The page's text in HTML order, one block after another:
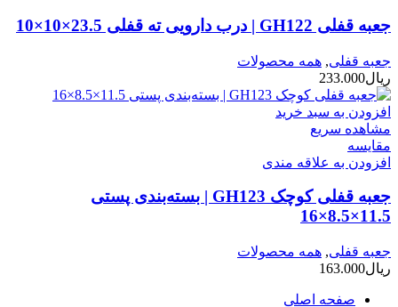
جعبه قفلی GH122 | درب دارویی ته قفلی 23.5×10×10
جعبه قفلی, همه محصولات
ریال233.000
افزودن به سبد خرید
مشاهده سریع
مقایسه
افزودن به علاقه مندی
جعبه قفلی کوچک GH123 | بسته‌بندی پستی
11.5×8.5×16
جعبه قفلی, همه محصولات
ریال163.000
صفحه اصلی